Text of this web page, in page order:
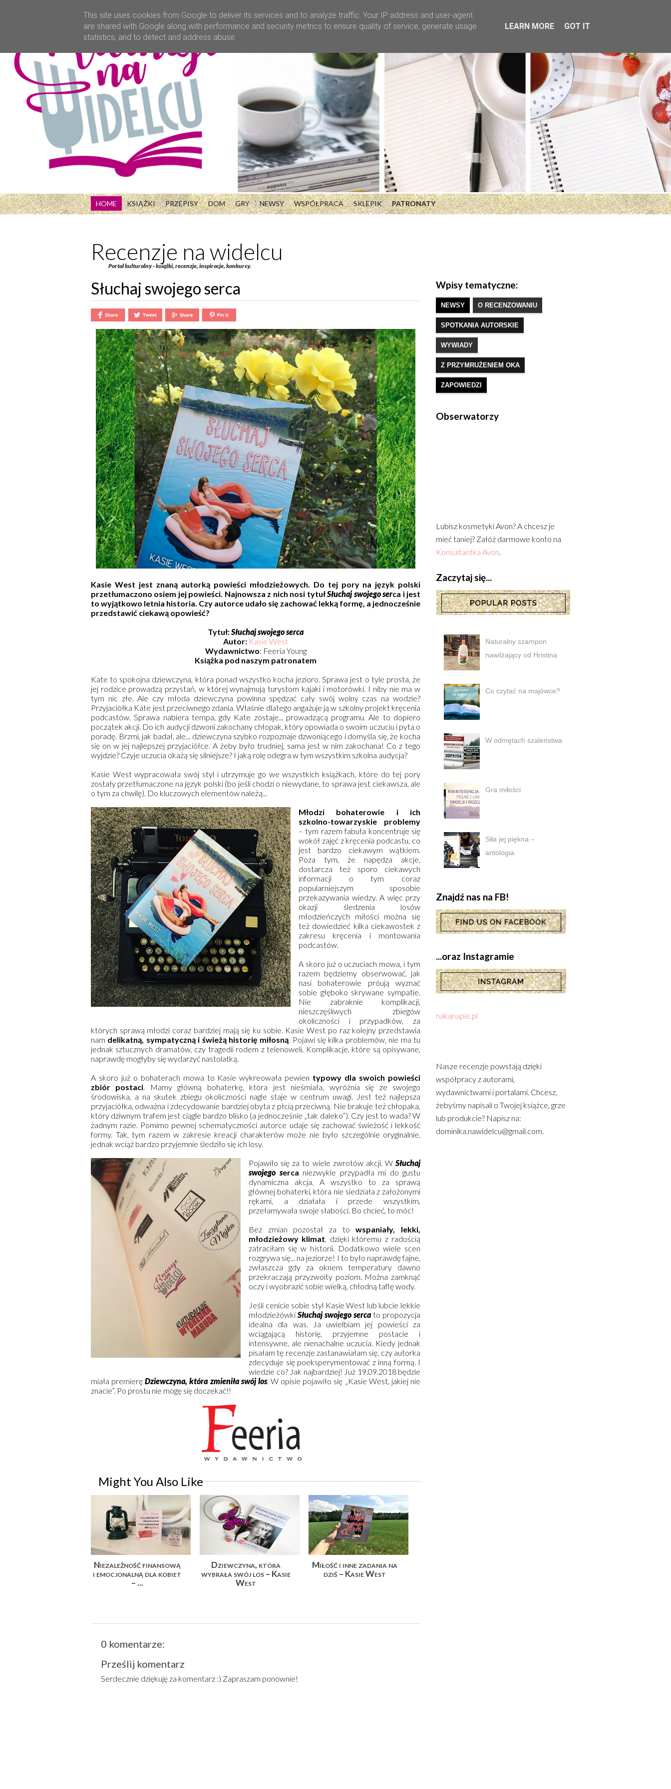
HOME KSIĄŻKI PRZEPISY DOM GRY NEWSY WSPÓŁPRACA SKLEPIK PATRONATY
Recenzje na widelcu
Portal kulturalny - książki, recenzje, inspiracje, konkursy.
Słuchaj swojego serca
Kasie West jest znaną autorką powieści młodzieżowych. Do tej pory na język polski
przetłumaczono osiem jej powieści. Najnowsza z nich nosi tytułSłuchaj swojego serca i jest
to wyjątkowo letnia historia. Czy autorce udało się zachować lekką formę, a jednocześnie
przedstawić ciekawą opowieść?
Tytuł:Słuchaj swojego serca
Autor: Kasie West
Wydawnictwo: Feeria Young
Książka pod naszym patronatem
Kate to spokojna dziewczyna, która ponad wszystko kocha jezioro. Sprawa jest o tyle prosta, że
jej rodzice prowadzą przystań, w której wynajmują turystom kajaki i motorówki. I niby nie ma w
tym nic złe. Ale czy młoda dziewczyna powinna spędzać cały swój wolny czas na wodzie?
Przyjaciółka Kate jest przeciwnego zdania. Właśnie dlatego angażuje ją w szkolny projekt kręcenia
podcastów. Sprawa nabiera tempa, gdy Kate zostaje... prowadzącą programu. Ale to dopiero
początek akcji. Do ich audycji dzwoni zakochany chłopak, który opowiada o swoim uczuciu i pyta o
poradę. Brzmi, jak badał, ale... dziewczyna szybko rozpoznaje dzwoniącego i domyśla się, że kocha
się on w jej najlepszej przyjaciółce. A żeby było trudniej, sama jest w nim zakochana! Co z tego
wyjdzie? Czyje uczucia okażą się silniejsze? I jaką rolę odegra w tym wszystkim szkolna audycja?
Kasie West wypracowała swój styl i utrzymuje go we wszystkich książkach, które do tej pory
zostały przetłumaczone na język polski (bo jeśli chodzi o niewydane, to sprawa jest ciekawsza, ale
o tym za chwilę). Do kluczowych elementów należą...
Młodzi bohaterowie i ich
szkolno-towarzyskie problemy
– tym razem fabuła koncentruje się
wokół zajęć z kręcenia podcastu, co
jest bardzo ciekawym wątkiem.
Poza tym, że napędza akcje,
dostarcza też sporo ciekawych
informacji o tym coraz
popularniejszym sposobie
przekazywania wiedzy. A więc przy
okazji śledzenia losów
młodzieńczych miłości można się
też dowiedzieć kilka ciekawostek z
zakresu kręcenia i montowania
podcastów.
A skoro już o uczuciach mowa, i tym
razem będziemy obserwować, jak
nasi bohaterowie próują wyznać
sobie głęboko skrywane sympatie.
Nie zabraknie komplikacji,
nieszczęśliwych zbiegów
okoliczności i przypadków, za
których sprawą młodzi coraz bardziej mają się ku sobie. Kasie West po raz kolejny przedstawia
nam delikatną, sympatyczną i świeżą historię miłosną. Pojawi się kilka problemów, nie ma tu
jednak sztucznych dramatów, czy tragedii rodem z telenoweli. Komplikacje, które są opisywane,
naprawdę mogłyby się wydarzyć nastolatką.
A skoro już o bohaterach mowa to Kasie wykreowała pewien typowy dla swoich powieści
zbiór postaci. Mamy główną bohaterkę, która jest nieśmiała, wyróżnia się ze swojego
środowiska, a na skutek zbiegu okoliczności nagle staje w centrum uwagi. Jest też najlepsza
przyjaciółka, odważna i zdecydowanie bardziej obyta z płcią przeciwną. Nie brakuje też chłopaka,
który dziwnym trafem jest ciągle bardzo blisko (a jednocześnie „tak daleko”). Czy jest to wada? W
żadnym razie. Pomimo pewnej schematyczności autorce udaje się zachować świeżość i lekkość
formy. Tak, tym razem w zakresie kreacji charakterów może nie było szczególnie oryginalnie,
jednak wciąż bardzo przyjemnie śledziło się ich losy.
Pojawiło się za to wiele zwrotów akcji. W Słuchaj
swojego serca niezwykle przypadła mi do gustu
dynamiczna akcja. A wszystko to za sprawą
głównej bohaterki, która nie siedziała z założonymi
rękami, a działała i przede wszystkim,
przełamywała swoje słabości. Bo chcieć, to móc!
Bez zmian pozostał za towspaniały, lekki,
młodzieżowy klimat, dzięki któremu z radością
zatraciłam się w historii. Dodatkowo wiele scen
rozgrywa się... na jeziorze! I to było naprawdę fajne,
zwłaszcza gdy za oknem temperatury dawno
przekraczają przyzwoity poziom. Można zamknąć
oczy i wyobrazić sobie wielką, chłodną taflę wody.
Jeśli cenicie sobie styl Kasie West lub lubcie lekkie
młodzieżówki Słuchaj swojego serca to propozycja
idealna dla was. Ja uwielbiam jej powieści za
wciągającą historię, przyjemne postacie i
intensywne, ale nienachalne uczucia. Kiedy jednak
pisałam tę recenzje zastanawiałam się, czy autorka
zdecyduje się poeksperymentować z inną formą. I
wiedzie co? Jak najbardziej! Już 19.09.2018 będzie
miała premieręDziewczyna, która zmieniła swój los. W opisie pojawiło się „Kasie West, jakiej nie
znacie”. Po prostu nie mogę się doczekać!!
Might You Also Like
Niezależność finansową
i emocjonalną dla kobiet
– ...
Dziewczyna, która
wybrała swój los – Kasie
West
Miłość i inne zadania na
dziś – Kasie West
0 komentarze:
Prześlij komentarz
Serdecznie dziękuję za komentarz :) Zapraszam ponownie!
Wpisy tematyczne:
NEWSY O RECENZOWANIU
SPOTKANIA AUTORSKIE
WYWIADY
Z PRZYMRUŻENIEM OKA
ZAPOWIEDZI
Obserwatorzy
Lubisz kosmetyki Avon? A chcesz je
mieć taniej? Załóż darmowe konto na
Konsultantka Avon.
Zaczytaj się...
Naturalny szampon
nawilżający od Hristina
Co czytać na majówce?
W odmętach szaleństwa
Gra miłości
Siła jej piękna –
antologia
Znajdź nas na FB!
...oraz Instagramie
nakanapie.pl
Nasze recenzje powstają dzięki
współpracy z autorami,
wydawnictwami i portalami. Chcesz,
żebyśmy napisali o Twojej książce, grze
lub produkcie? Napisz na:
dominika.nawidelcu@gmail.com.
This site uses cookies from Google to deliver its services and to analyze traffic. Your IP address and user-agent
are shared with Google along with performance and security metrics to ensure quality of service, generate usage
statistics, and to detect and address abuse.
LEARN MORE GOT IT